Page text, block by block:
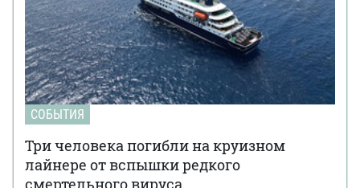
СОБЫТИЯ
Три человека погибли на круизном
лайнере от вспышки редкого
смертельного вируса